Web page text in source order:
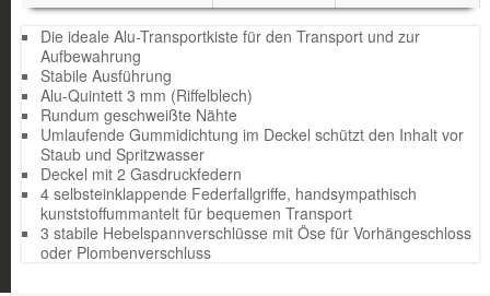
Die ideale Alu-Transportkiste für den Transport und zur
Aufbewahrung
Stabile Ausführung
Alu-Quintett 3 mm (Riffelblech)
Rundum geschweißte Nähte
Umlaufende Gummidichtung im Deckel schützt den Inhalt vor
Staub und Spritzwasser
Deckel mit 2 Gasdruckfedern
4 selbsteinklappende Federfallgriffe, handsympathisch
kunststoffummantelt für bequemen Transport
3 stabile Hebelspannverschlüsse mit Öse für Vorhängeschloss
oder Plombenverschluss